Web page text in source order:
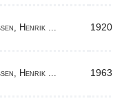
Henrik ... 1920
Henrik ... 1963